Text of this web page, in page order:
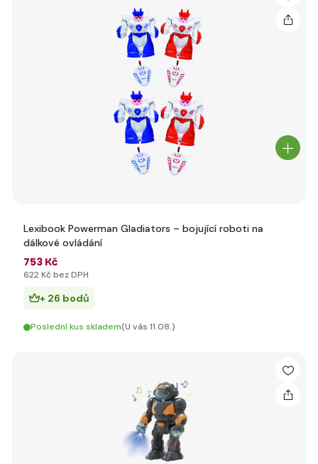
Lexibook Powerman Gladiators – bojující roboti na
dálkové ovládání
753 Kč
622 Kč bez DPH
+ 26 bodů
Poslední kus skladem(U vás 11.08.)